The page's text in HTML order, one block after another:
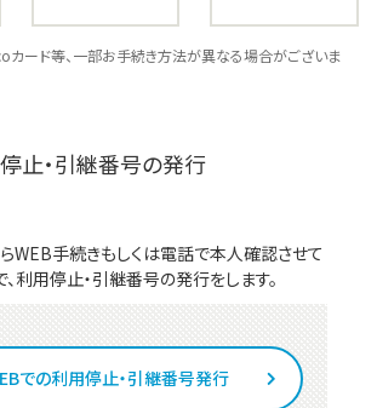
ード等、一部お手続き方法が異なる場合がございま
止・引継番号の発行
WEB手続きもしくは電話で本人確認させて
利用停止・引継番号の発行をします。
での利用停止・引継番号発行